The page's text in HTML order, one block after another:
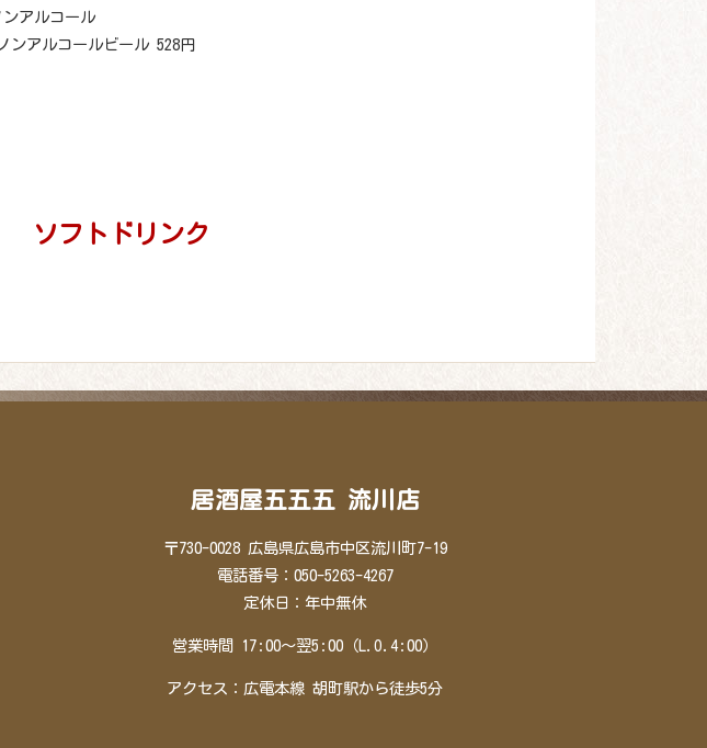
ノンアルコールビール 528円
ソフトドリンク
居酒屋五五五 流川店
〒730-0028 広島県広島市中区流川町7-19
電話番号：050-5263-4267
定休日：年中無休
営業時間 17:00～翌5:00（L.O.4:00）
アクセス：広電本線 胡町駅から徒歩5分